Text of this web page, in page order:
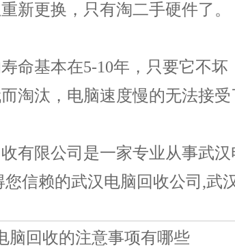
新更换，只有淘二手硬件了。
命基本在5-10年，只要它不
淘汰，电脑速度慢的无法接
有限公司是一家专业从事武汉
信赖的武汉电脑回收公司,武
脑回收的注意事项有哪些